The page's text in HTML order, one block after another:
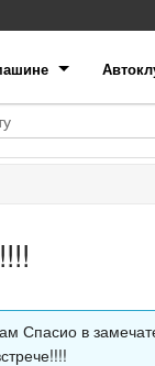
Спасио в